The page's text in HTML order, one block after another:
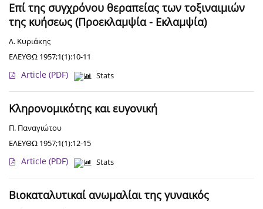
Επί της συγχρόνου θεραπείας των τοξιναιμιών
της κυήσεως (Προεκλαμψία - Εκλαμψία)
Λ. Κυριάκης
ΕΛΕΥΘΩ 1957;1(1):10-11
Article (PDF) Stats
Κληρονομικότης και ευγονική
Π. Παναγιώτου
ΕΛΕΥΘΩ 1957;1(1):12-15
Article (PDF) Stats
Βιοκαταλυτικαί ανωμαλίαι της γυναικός